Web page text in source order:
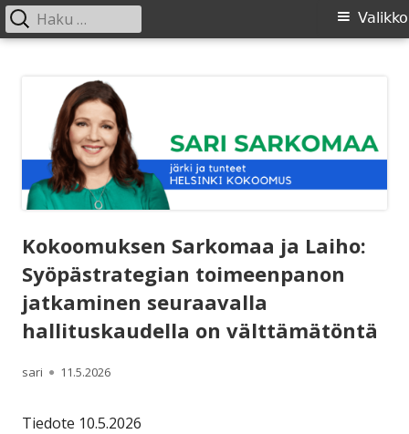
Ensisijainen
Valikko
Haku:
Kokoomuksen Sarkomaa ja Laiho:
Syöpästrategian toimeenpanon
jatkaminen seuraavalla
hallituskaudella on välttämätöntä
Kirjoittaja
sari Julkaistu
11.5.2026
Tiedote 10.5.2026